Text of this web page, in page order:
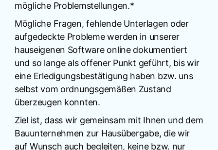
mögliche Problemstellungen.*
Mögliche Fragen, fehlende Unterlagen oder
aufgedeckte Probleme werden in unserer
hauseigenen Software online dokumentiert
und so lange als offener Punkt geführt, bis wir
eine Erledigungsbestätigung haben bzw. uns
selbst vom ordnungsgemäßen Zustand
überzeugen konnten.
Ziel ist, dass wir gemeinsam mit Ihnen und dem
Bauunternehmen zur Hausübergabe, die wir
auf Wunsch auch begleiten, keine bzw. nur